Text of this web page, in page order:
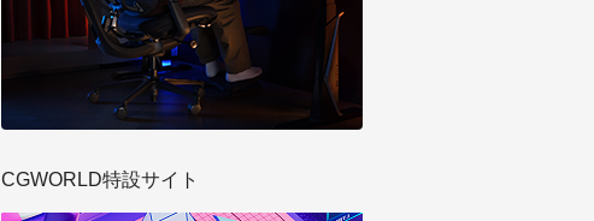
CGWORLD特設サイト